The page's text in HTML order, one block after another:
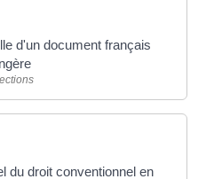
d'un document français
du droit conventionnel en